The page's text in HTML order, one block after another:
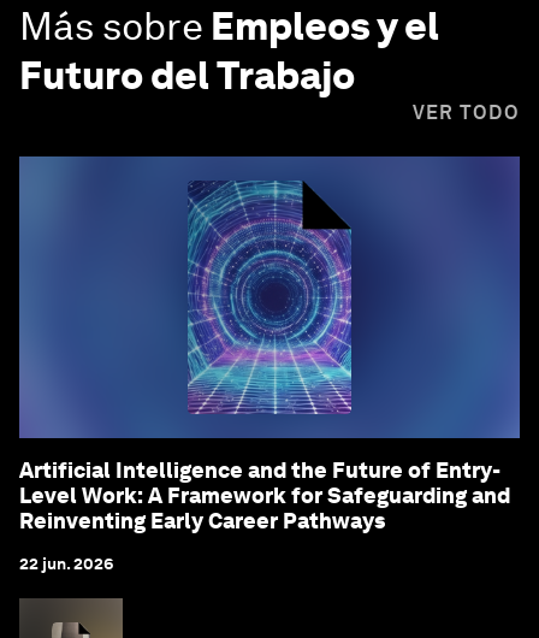
Más sobre Empleos y el
Futuro del Trabajo
VER TODO
Artificial Intelligence and the Future of Entry-
Level Work: A Framework for Safeguarding and
Reinventing Early Career Pathways
22 jun. 2026